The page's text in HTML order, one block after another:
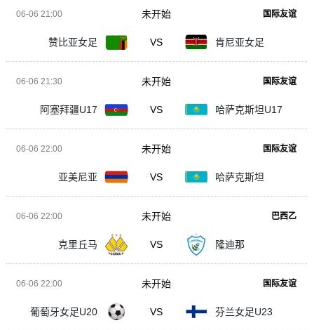
06-06 21:00 国际友谊
赞比亚女足 VS 肯尼亚女足
未开始
06-06 21:30 国际友谊
阿塞拜疆U17 VS 哈萨克斯坦U17
未开始
06-06 22:00 国际友谊
亚美尼亚 VS 哈萨克斯坦
未开始
06-06 22:00 巴西乙
克里丘马 VS 隆迪那
未开始
06-06 22:00 国际友谊
葡萄牙女足U20 VS 芬兰女足U23
未开始